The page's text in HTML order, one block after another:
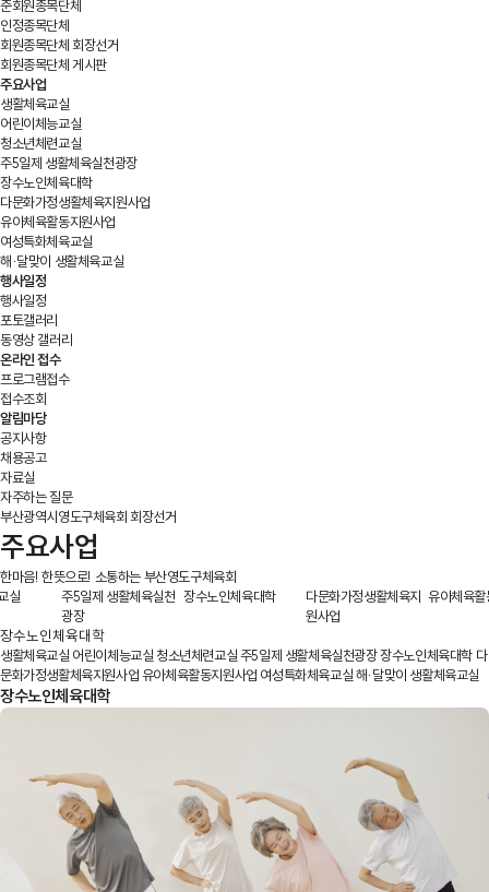
준회원종목단체
인정종목단체
회원종목단체 회장선거
회원종목단체 게시판
주요사업
생활체육교실
어린이체능교실
청소년체련교실
주5일제 생활체육실천광장
장수노인체육대학
다문화가정생활체육지원사업
유아체육활동지원사업
여성특화체육교실
해·달맞이 생활체육교실
행사일정
행사일정
포토갤러리
동영상 갤러리
온라인 접수
프로그램접수
접수조회
알림마당
공지사항
채용공고
자료실
자주하는 질문
부산광역시영도구체육회 회장선거
주요사업
한마음! 한뜻으로! 소통하는 부산영도구체육회
실
주5일제 생활체육실천
광장
장수노인체육대학
다문화가정생활체육지
원사업
유아체육
장수노인체육대학
생활체육교실 어린이체능교실 청소년체련교실주5일제 생활체육실천광장장수노인체육대학 다
문화가정생활체육지원사업유아체육활동지원사업 여성특화체육교실해·달맞이 생활체육교실
장수노인체육대학